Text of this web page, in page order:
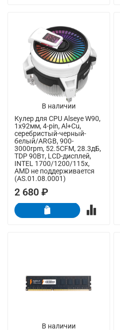
В наличии
Кулер для CPU Alseye W90,
1х92мм, 4-pin, Al+Cu,
серебристый-черный-
белый/ARGB, 900-
3000rpm, 52.5CFM, 28.3дБ,
TDP 90Вт, LCD-дисплей,
INTEL 1700/1200/115x,
AMD не поддерживается
(AS.01.08.0001)
2 680 ₽
В наличии